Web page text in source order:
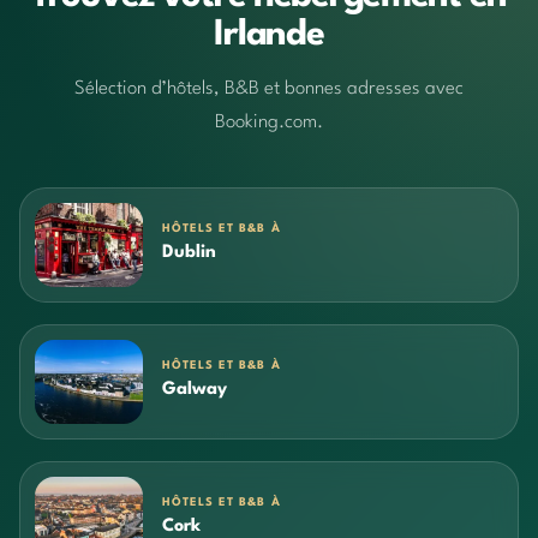
Irlande
Sélection d’hôtels, B&B et bonnes adresses avec
Booking.com.
HÔTELS ET B&B À
Dublin
HÔTELS ET B&B À
Galway
HÔTELS ET B&B À
Cork